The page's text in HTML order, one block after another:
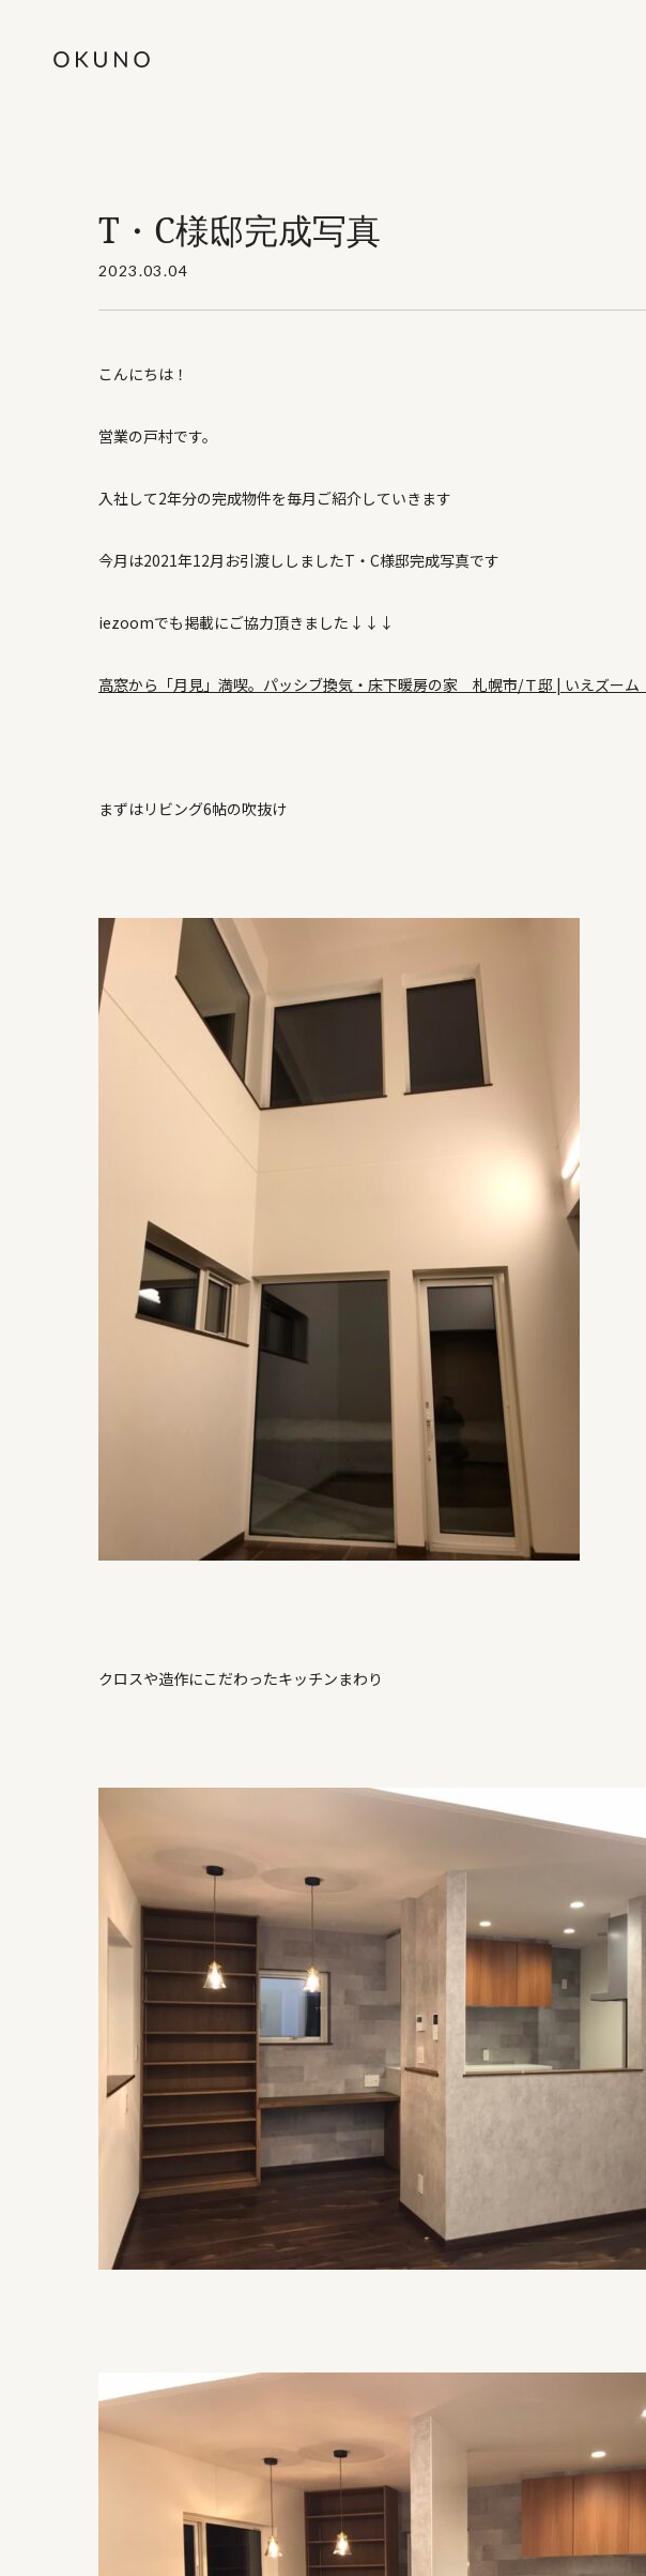
T・C様邸完成写真
2023.03.04
こんにちは！
営業の戸村です。
入社して2年分の完成物件を毎月ご紹介していきます
今月は2021年12月お引渡ししましたT・C様邸完成写真です
iezoomでも掲載にご協力頂きました↓↓↓
高窓から「月見」満喫。パッシブ換気・床下暖房の家 札幌市/Ｔ邸 | いえズーム
まずはリビング6帖の吹抜け
クロスや造作にこだわったキッチンまわり